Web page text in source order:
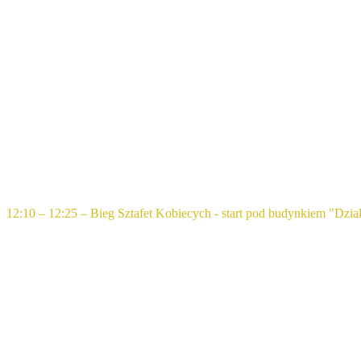
12:10 – 12:25 – Bieg Sztafet Kobiecych - start pod budynkiem